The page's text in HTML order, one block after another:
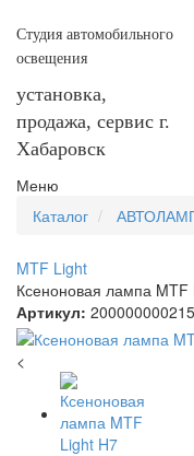
Студия автомобильного
освещения
установка,
продажа, сервис г.
Хабаровск
Меню
Каталог
MTF Light
Ксеноновая лампа
Артикул:
<